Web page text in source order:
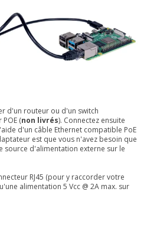
d'un routeur ou d'un switch
(non livrés). Connectez ensuite
d'un câble Ethernet compatible PoE
est que vous n'avez besoin que
source d'alimentation externe sur le
RJ45 (pour y raccorder votre
alimentation 5 Vcc @ 2A max. sur